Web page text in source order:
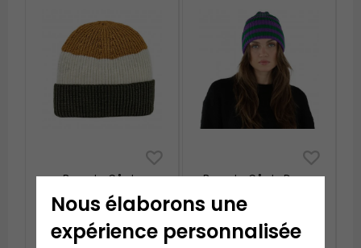
Bonnet - Gårda
Beanie (vert/
écru/moutarde)
€49.99
Bonnet - Gårda Davos
Beanie (vert/violet)
€49.99
Nous élaborons une
expérience personnalisée